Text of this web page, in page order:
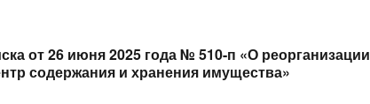
от 26 июня 2025 года № 510-п «О реорганизации
содержания и хранения имущества»